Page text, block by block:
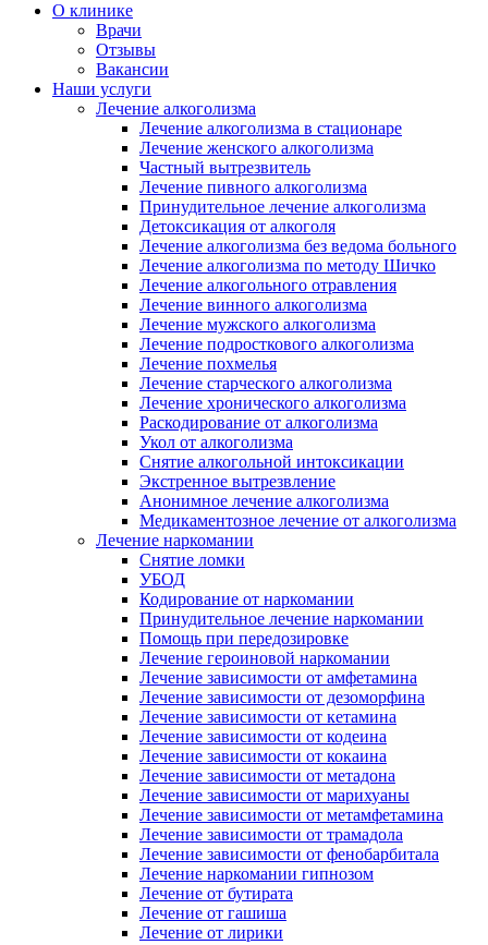
О клинике
Врачи
Отзывы
Вакансии
Наши услуги
Лечение алкоголизма
Лечение алкоголизма в стационаре
Лечение женского алкоголизма
Частный вытрезвитель
Лечение пивного алкоголизма
Принудительное лечение алкоголизма
Детоксикация от алкоголя
Лечение алкоголизма без ведома больного
Лечение алкоголизма по методу Шичко
Лечение алкогольного отравления
Лечение винного алкоголизма
Лечение мужского алкоголизма
Лечение подросткового алкоголизма
Лечение похмелья
Лечение старческого алкоголизма
Лечение хронического алкоголизма
Раскодирование от алкоголизма
Укол от алкоголизма
Снятие алкогольной интоксикации
Экстренное вытрезвление
Анонимное лечение алкоголизма
Медикаментозное лечение от алкоголизма
Лечение наркомании
Снятие ломки
УБОД
Кодирование от наркомании
Принудительное лечение наркомании
Помощь при передозировке
Лечение героиновой наркомании
Лечение зависимости от амфетамина
Лечение зависимости от дезоморфина
Лечение зависимости от кетамина
Лечение зависимости от кодеина
Лечение зависимости от кокаина
Лечение зависимости от метадона
Лечение зависимости от марихуаны
Лечение зависимости от метамфетамина
Лечение зависимости от трамадола
Лечение зависимости от фенобарбитала
Лечение наркомании гипнозом
Лечение от бутирата
Лечение от гашиша
Лечение от лирики